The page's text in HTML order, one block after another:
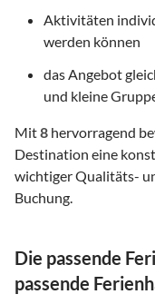
Aktivitäten
werden können
das Angebot
und kleine
Mit8 hervorragend
Destination eine
wichtiger Qualitäts-
Buchung.
Die passende
passende